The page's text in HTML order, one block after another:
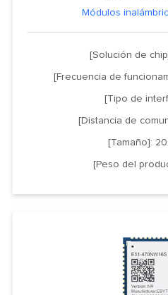
Módulos
[Solución de
[Frecuencia de
[Tipo de
[Distancia de
[Tamaño]:
[Peso del